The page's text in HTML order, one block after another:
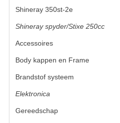
Shineray 350st-2e
Shineray spyder/Stixe 250cc(306)
Accessoires(52)
Body kappen en Frame
Brandstof systeem
Elektronica
Gereedschap(8)